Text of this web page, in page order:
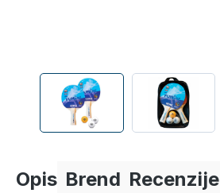
Opis Brend Recenzije